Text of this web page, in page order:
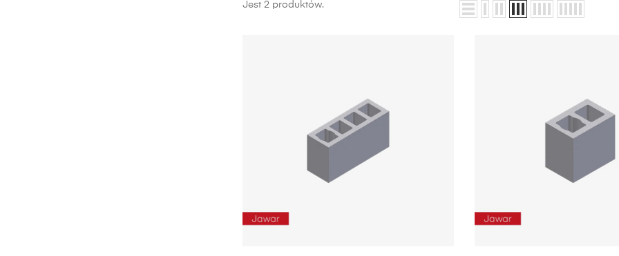
Jest 2 produktów.